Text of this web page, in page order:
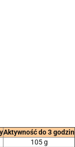
Aktywność do 3 godzin
105 g